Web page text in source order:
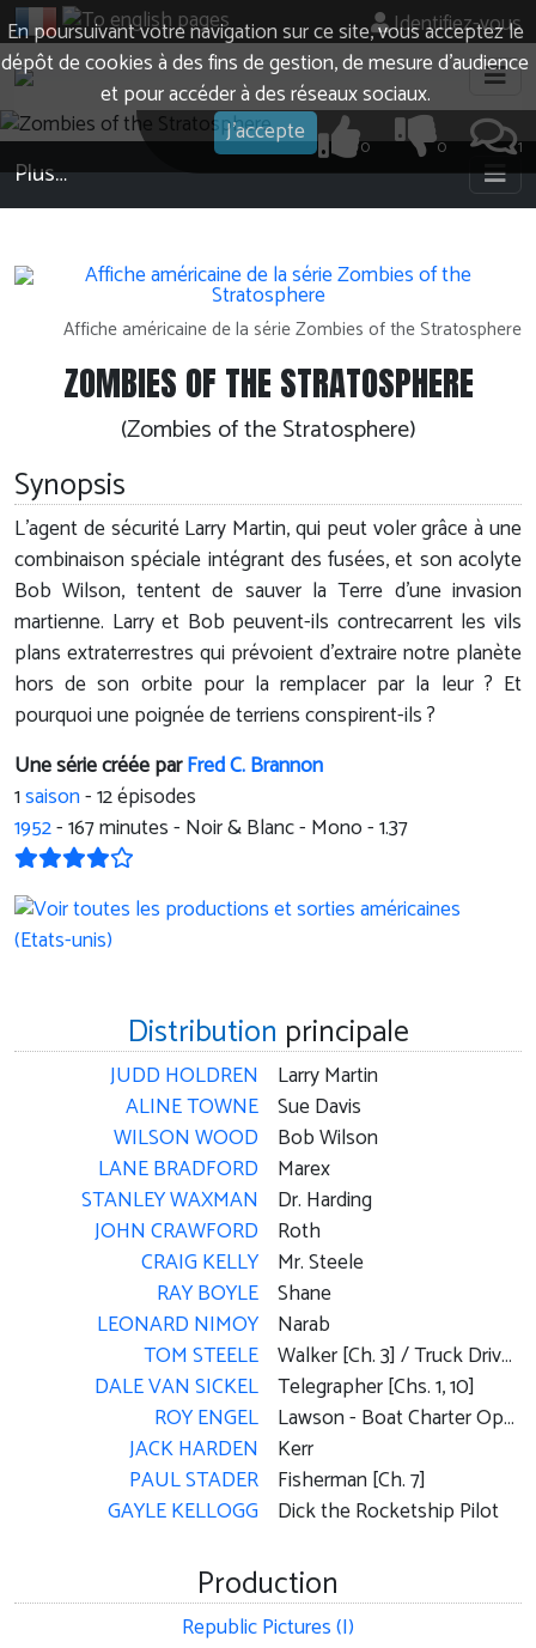
En poursuivant votre navigation sur ce site, vous acceptez le
dépôt de cookies à des fins de gestion, de mesure d’audience
et pour accéder à des réseaux sociaux.
J'accepte
Identifiez-vous
1
0
0
Plus…
Affiche américaine de la série Zombies of the Stratosphere
ZOMBIES OF THE STRATOSPHERE
(Zombies of the Stratosphere)
Synopsis
L'agent de sécurité Larry Martin, qui peut voler grâce à une
combinaison spéciale intégrant des fusées, et son acolyte
Bob Wilson, tentent de sauver la Terre d'une invasion
martienne. Larry et Bob peuvent-ils contrecarrent les vils
plans extraterrestres qui prévoient d'extraire notre planète
hors de son orbite pour la remplacer par la leur ? Et
pourquoi une poignée de terriens conspirent-ils ?
Une série créée parFred C. Brannon
1saison- 12 épisodes
1952-167minutes - Noir & Blanc - Mono - 1.37
Distribution principale
JUDD HOLDREN
ALINE TOWNE
WILSON WOOD
LANE BRADFORD
STANLEY WAXMAN
JOHN CRAWFORD
CRAIG KELLY
RAY BOYLE
LEONARD NIMOY
TOM STEELE
DALE VAN SICKEL
ROY ENGEL
JACK HARDEN
PAUL STADER
GAYLE KELLOGG
Larry Martin
Sue Davis
Bob Wilson
Marex
Dr. Harding
Roth
Mr. Steele
Shane
Narab
Walker [Ch. 3] / Truck Driver [Ch. 8]
Telegrapher [Chs. 1, 10]
Lawson - Boat Charter Operator [Ch. 3]
Kerr
Fisherman [Ch. 7]
Dick the Rocketship Pilot
Production
Republic Pictures (I)